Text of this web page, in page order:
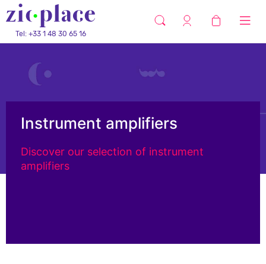
Tel: +33 1 48 30 65 16
Instrument amplifiers
Discover our selection of instrument
amplifiers